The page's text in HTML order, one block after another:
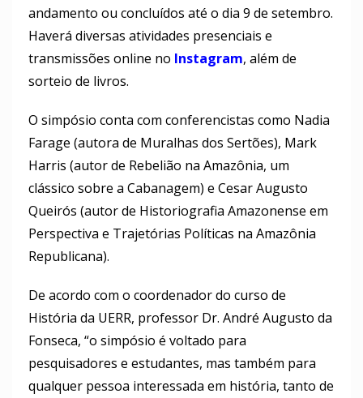
andamento ou concluídos até o dia 9 de setembro.
Haverá diversas atividades presenciais e
transmissões online no Instagram, além de
sorteio de livros.
O simpósio conta com conferencistas como Nadia
Farage (autora de Muralhas dos Sertões), Mark
Harris (autor de Rebelião na Amazônia, um
clássico sobre a Cabanagem) e Cesar Augusto
Queirós (autor de Historiografia Amazonense em
Perspectiva e Trajetórias Políticas na Amazônia
Republicana).
De acordo com o coordenador do curso de
História da UERR, professor Dr. André Augusto da
Fonseca, “o simpósio é voltado para
pesquisadores e estudantes, mas também para
qualquer pessoa interessada em história, tanto de